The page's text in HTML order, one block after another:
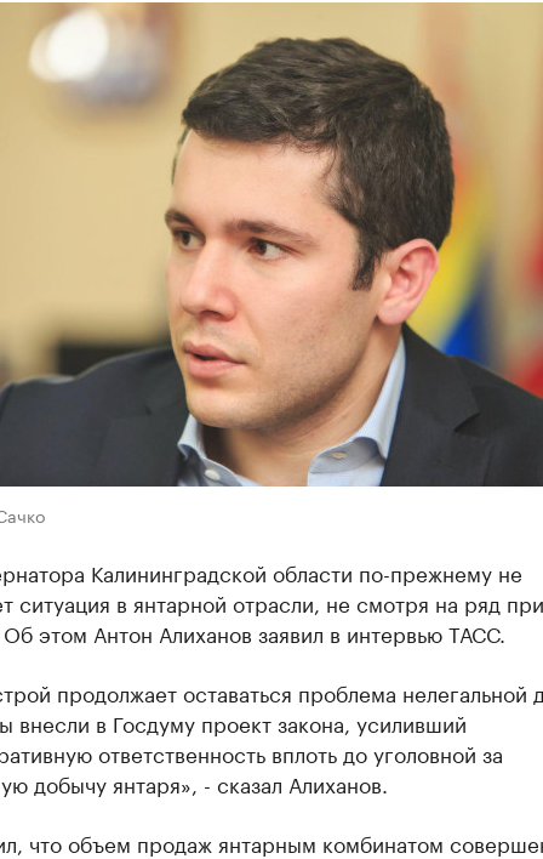
Калининградской области по-прежнему не
ситуация в янтарной отрасли, не смотря на ряд
этом Антон Алиханов заявил в интервью ТАСС.
продолжает оставаться проблема нелегальной
внесли в Госдуму проект закона, усиливший
ответственность вплоть до уголовной за
добычу янтаря», - сказал Алиханов.
что объем продаж янтарным комбинатом